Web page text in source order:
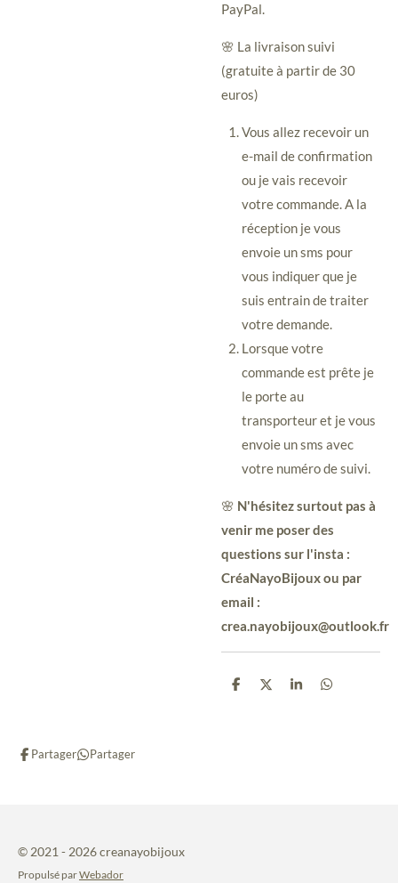
PayPal.
🌸 La livraison suivi
(gratuite à partir de 30
euros)
Vous allez recevoir un
e-mail de confirmation
ou je vais recevoir
votre commande. A la
réception je vous
envoie un sms pour
vous indiquer que je
suis entrain de traiter
votre demande.
Lorsque votre
commande est prête je
le porte au
transporteur et je vous
envoie un sms avec
votre numéro de suivi.
🌸 N'hésitez surtout pas à
venir me poser des
questions sur l'insta :
CréaNayoBijoux ou par
email :
crea.nayobijoux@outlook.fr
P
P
P
P
Partager Partager
© 2021 - 2026 creanayobijoux
Propulsé parWebador